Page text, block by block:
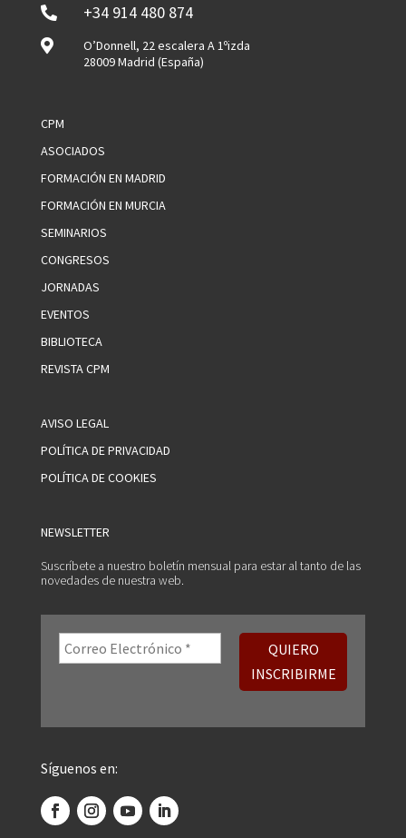

+34 914 480 874

O’Donnell, 22 escalera A 1ºizda
28009 Madrid (España)
CPM
ASOCIADOS
FORMACIÓN EN MADRID
FORMACIÓN EN MURCIA
SEMINARIOS
CONGRESOS
JORNADAS
EVENTOS
BIBLIOTECA
REVISTA CPM
AVISO LEGAL
POLÍTICA DE PRIVACIDAD
POLÍTICA DE COOKIES
NEWSLETTER
Suscríbete a nuestro boletín mensual para estar al tanto de las
novedades de nuestra web.
Síguenos en: